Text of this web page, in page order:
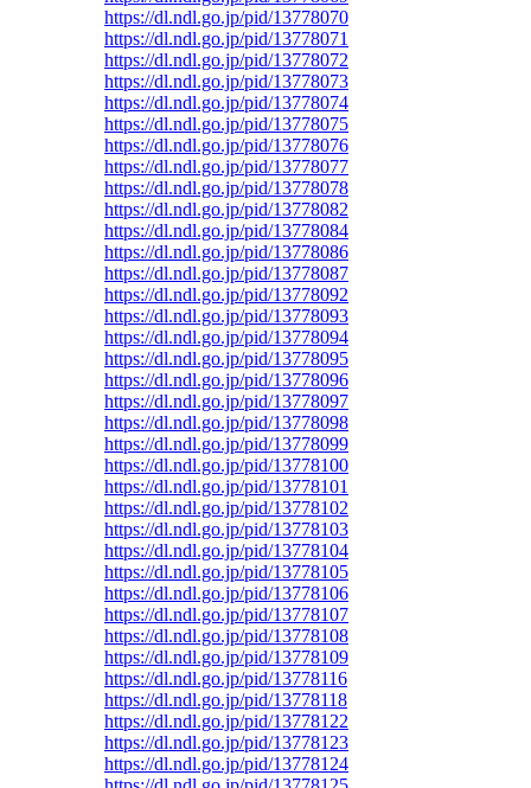
https://dl.ndl.go.jp/pid/13778070
https://dl.ndl.go.jp/pid/13778071
https://dl.ndl.go.jp/pid/13778072
https://dl.ndl.go.jp/pid/13778073
https://dl.ndl.go.jp/pid/13778074
https://dl.ndl.go.jp/pid/13778075
https://dl.ndl.go.jp/pid/13778076
https://dl.ndl.go.jp/pid/13778077
https://dl.ndl.go.jp/pid/13778078
https://dl.ndl.go.jp/pid/13778082
https://dl.ndl.go.jp/pid/13778084
https://dl.ndl.go.jp/pid/13778086
https://dl.ndl.go.jp/pid/13778087
https://dl.ndl.go.jp/pid/13778092
https://dl.ndl.go.jp/pid/13778093
https://dl.ndl.go.jp/pid/13778094
https://dl.ndl.go.jp/pid/13778095
https://dl.ndl.go.jp/pid/13778096
https://dl.ndl.go.jp/pid/13778097
https://dl.ndl.go.jp/pid/13778098
https://dl.ndl.go.jp/pid/13778099
https://dl.ndl.go.jp/pid/13778100
https://dl.ndl.go.jp/pid/13778101
https://dl.ndl.go.jp/pid/13778102
https://dl.ndl.go.jp/pid/13778103
https://dl.ndl.go.jp/pid/13778104
https://dl.ndl.go.jp/pid/13778105
https://dl.ndl.go.jp/pid/13778106
https://dl.ndl.go.jp/pid/13778107
https://dl.ndl.go.jp/pid/13778108
https://dl.ndl.go.jp/pid/13778109
https://dl.ndl.go.jp/pid/13778116
https://dl.ndl.go.jp/pid/13778118
https://dl.ndl.go.jp/pid/13778122
https://dl.ndl.go.jp/pid/13778123
https://dl.ndl.go.jp/pid/13778124